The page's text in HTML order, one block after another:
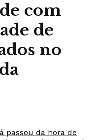
com
de
no